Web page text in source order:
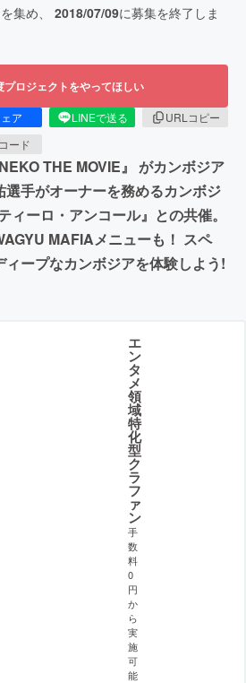
集め、 2018/07/09に募集を終了しま
プロジェクトをやってほしい
ア LINEで送る
URLコピー
ード
THE MOVIE』 がカンボジア
手がオーナーを務めるカンボジ
ィーロ・アンコール』との共催。
MAFIAメニューも！ スペ
ープなカンボジアを体験しよう!
エ
ン
タ
メ
領
域
特
化
型
ク
ラ
フ
ァ
ン
手
数
料
0
円
か
ら
実
施
可
能